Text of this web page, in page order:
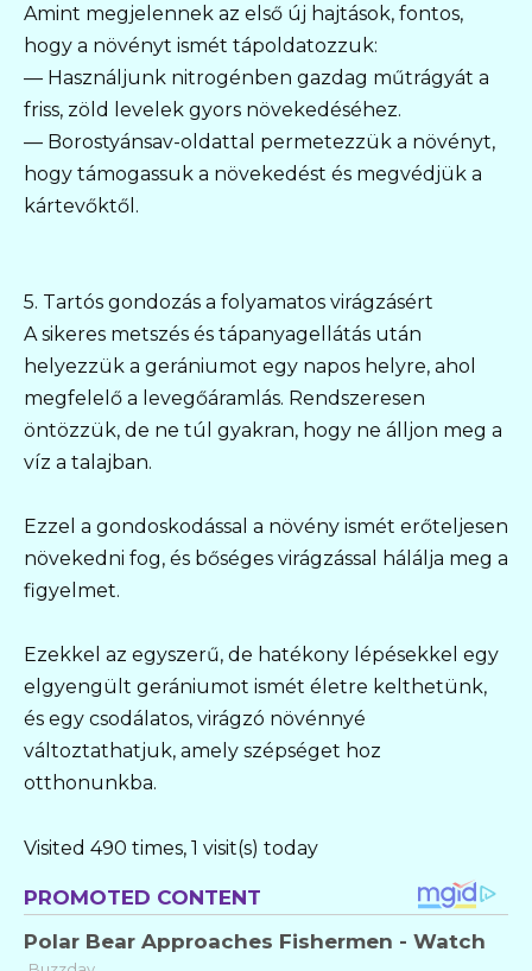
Amint megjelennek az első új hajtások, fontos,
hogy a növényt ismét tápoldatozzuk:
— Használjunk nitrogénben gazdag műtrágyát a
friss, zöld levelek gyors növekedéséhez.
— Borostyánsav-oldattal permetezzük a növényt,
hogy támogassuk a növekedést és megvédjük a
kártevőktől.
5. Tartós gondozás a folyamatos virágzásért
A sikeres metszés és tápanyagellátás után
helyezzük a gerániumot egy napos helyre, ahol
megfelelő a levegőáramlás. Rendszeresen
öntözzük, de ne túl gyakran, hogy ne álljon meg a
víz a talajban.
Ezzel a gondoskodással a növény ismét erőteljesen
növekedni fog, és bőséges virágzással hálálja meg a
figyelmet.
Ezekkel az egyszerű, de hatékony lépésekkel egy
elgyengült gerániumot ismét életre kelthetünk,
és egy csodálatos, virágzó növénnyé
változtathatjuk, amely szépséget hoz
otthonunkba.
Visited 490 times, 1 visit(s) today